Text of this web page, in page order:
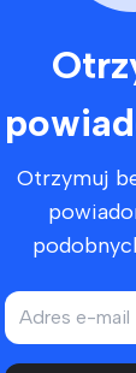
Otrzymuj